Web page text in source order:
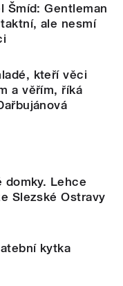
Šmíd: Gentleman
ale nesmí
kteří věci
a věřím, říká
domky. Lehce
Slezské Ostravy
kytka